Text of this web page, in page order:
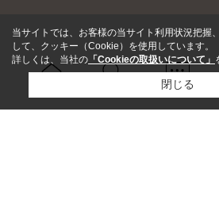
問い合せ
当サイトでは、お客様の当サイト利用状況把握
して、クッキー（Cookie）を使用しています。
詳しくは、当社の 「Cookieの取扱いについて」
閉じる